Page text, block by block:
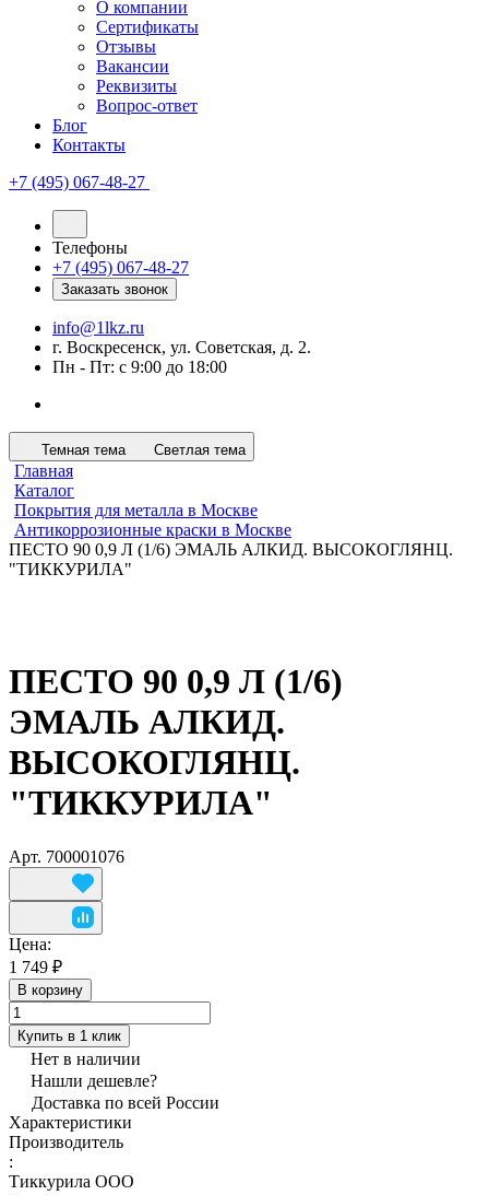
О компании
Сертификаты
Отзывы
Вакансии
Реквизиты
Вопрос-ответ
Блог
Контакты
+7 (495) 067-48-27
Телефоны
+7 (495) 067-48-27
Заказать звонок
info@1lkz.ru
г. Воскресенск, ул. Советская, д. 2.
Пн - Пт: с 9:00 до 18:00
Темная тема Светлая тема
Главная
Каталог
Покрытия для металла в Москве
Антикоррозионные краски в Москве
ПЕСТО 90 0,9 Л (1/6) ЭМАЛЬ АЛКИД. ВЫСОКОГЛЯНЦ.
"ТИККУРИЛА"
ПЕСТО 90 0,9 Л (1/6)
ЭМАЛЬ АЛКИД.
ВЫСОКОГЛЯНЦ.
"ТИККУРИЛА"
Арт. 700001076
Цена:
1 749 ₽
В корзину
Купить в 1 клик
Нет в наличии
Нашли дешевле?
Доставка по всей России
Характеристики
Производитель
:
Тиккурила ООО